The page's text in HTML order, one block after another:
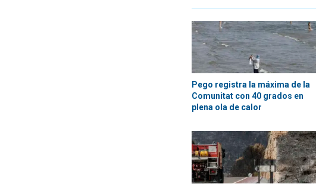
Pego registra la máxima de la
Comunitat con 40 grados en
plena ola de calor